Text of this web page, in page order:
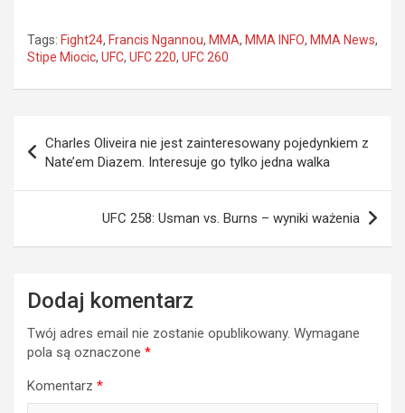
Tags: Fight24, Francis Ngannou, MMA, MMA INFO, MMA News,
Stipe Miocic, UFC, UFC 220, UFC 260
wpisu
Charles Oliveira nie jest zainteresowany pojedynkiem z
Nate’em Diazem. Interesuje go tylko jedna walka
UFC 258: Usman vs. Burns – wyniki ważenia
Dodaj komentarz
Twój adres email nie zostanie opublikowany. Wymagane
pola są oznaczone *
Komentarz *